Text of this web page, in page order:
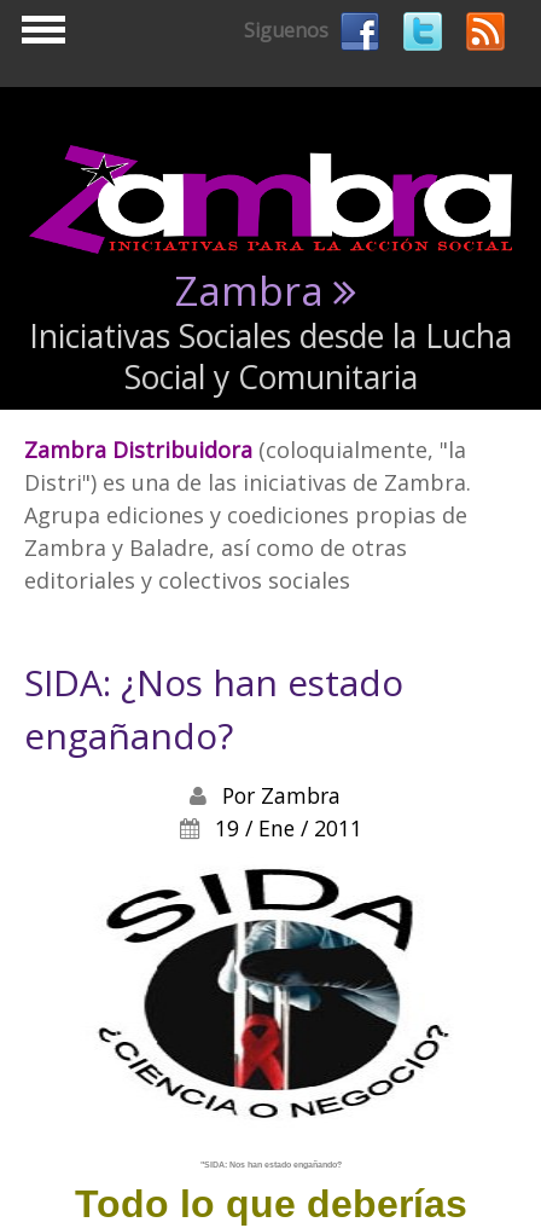
Pasar al contenido principalSiguenos
Zambra
Iniciativas Sociales desde la Lucha
Social y Comunitaria
Zambra Distribuidora (coloquialmente, "la
Distri") es una de las iniciativas de Zambra.
Agrupa ediciones y coediciones propias de
Zambra y Baladre, así como de otras
editoriales y colectivos sociales
SIDA: ¿Nos han estado
engañando?
Por Zambra
19 / Ene / 2011
"SIDA: Nos han estado engañando?
Todo lo que deberías